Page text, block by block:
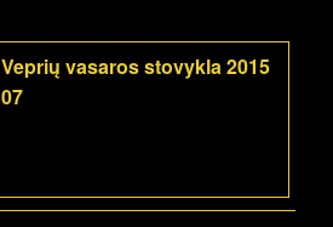
Veprių vasaros stovykla 2015
07